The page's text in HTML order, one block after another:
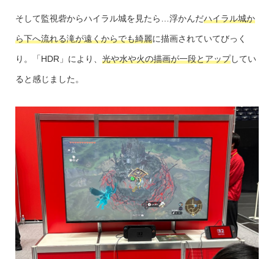
そして監視砦からハイラル城を見たら…浮かんだハイラル城か
ら下へ流れる滝が遠くからでも綺麗に描画されていてびっく
り。「HDR」により、 光や水や火の描画が一段とアップしてい
ると感じました。